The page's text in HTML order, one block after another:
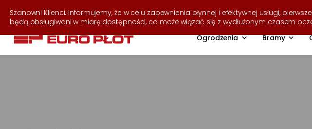
537 255 050
Ogrodzenia Bramy
Szanowni Klienci. Informujemy, że w celu zapewnienia płynnej i efektywnej usługi,
będą obsługiwani w miarę dostępności, co może wiązać się z wydłużonym czasem